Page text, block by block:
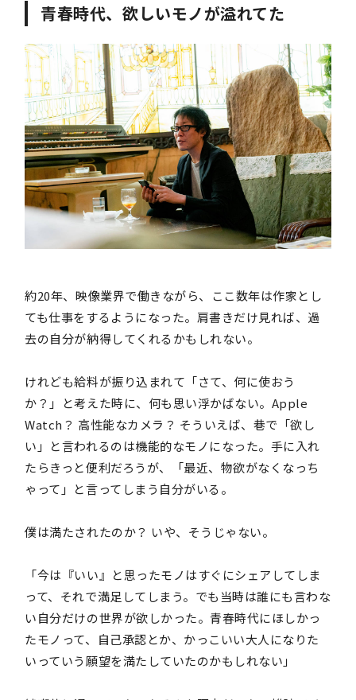
青春時代、欲しいモノが溢れてた
約20年、映像業界で働きながら、ここ数年は作家とし
ても仕事をするようになった。肩書きだけ見れば、過
去の自分が納得してくれるかもしれない。
けれども給料が振り込まれて「さて、何に使おう
か？」と考えた時に、何も思い浮かばない。Apple
Watch？ 高性能なカメラ？ そういえば、巷で「欲し
い」と言われるのは機能的なモノになった。手に入れ
たらきっと便利だろうが、「最近、物欲がなくなっち
ゃって」と言ってしまう自分がいる。
僕は満たされたのか？ いや、そうじゃない。
「今は『いい』と思ったモノはすぐにシェアしてしま
って、それで満足してしまう。でも当時は誰にも言わな
い自分だけの世界が欲しかった。青春時代にほしかっ
たモノって、自己承認とか、かっこいい大人になりた
いっていう願望を満たしていたのかもしれない」